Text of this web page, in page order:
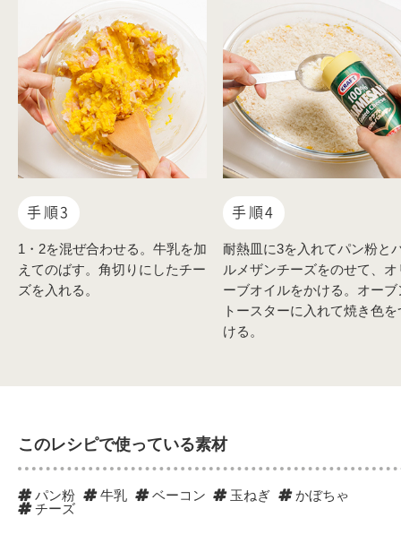
手順3
1・2を混ぜ合わせる。牛乳を加
えてのばす。角切りにしたチー
ズを入れる。
手順4
耐熱皿に3を入れてパン粉と
ルメザンチーズをのせて、オ
ーブオイルをかける。オーブ
トースターに入れて焼き色を
ける。
このレシピで使っている素材
パン粉 牛乳 ベーコン 玉ねぎ
かぼちゃ
チーズ